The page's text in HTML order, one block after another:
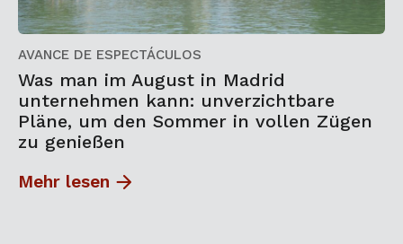
AVANCE DE ESPECTÁCULOS
Was man im August in Madrid
unternehmen kann: unverzichtbare
Pläne, um den Sommer in vollen Zügen
zu genießen
Mehr lesen